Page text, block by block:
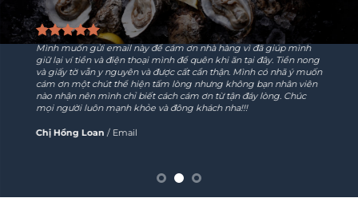
Mình muốn gửi email này để cám ơn nhà hàng vì đã giúp mình
giữ lại ví tiền và điện thoại mình để quên khi ăn tại đây. Tiền nong
và giấy tờ vẫn y nguyên và được cất cẩn thận. Mình có nhã ý muốn
cám ơn một chút thể hiện tấm lòng nhưng không bạn nhân viên
nào nhận nên mình chỉ biết cách cám ơn từ tận đáy lòng. Chúc
mọi người luôn mạnh khỏe và đông khách nha!!!
Chị Hồng Loan / Email